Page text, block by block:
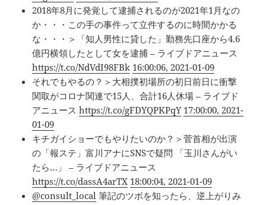
2018年8月に発覚して逮捕されるのが2021年1月なの
か・・・この手の事件って立件するのに時間かかる
な・・・＞「知人男性に貸した」勤務先口座から4.6
億円横領したとして女を逮捕 – ライブドアニュース
https://t.co/NdVdI98FBk 16:00:06, 2021-01-09
それでもやるの？＞大相撲初場所の初日前日に衝撃
関取がコロナ関連で15人、合計16人休場 – ライブド
アニュースhttps://t.co/gFDYQPKPqY 17:00:00, 2021-
01-09
キチガイショーでもやりたいのか？＞菅首相が出演
の「報ステ」富川アナにSNSで疑問 「玉川さんがい
たら…」 – ライブドアニュース
https://t.co/dassA4arTX 18:00:04, 2021-01-09
@consult_local 筆記のツボを知ったら、逆上がりみ